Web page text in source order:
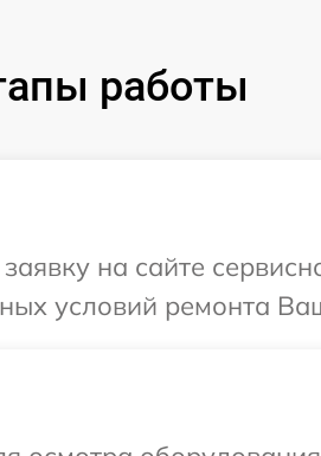
работы
на сайте
условий ремонта